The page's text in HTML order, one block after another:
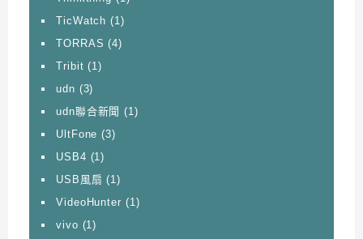
TicWatch (1)
TORRAS (4)
Tribit (1)
udn (3)
udn聯合新聞 (1)
UltFone (3)
USB4 (1)
USB風扇 (1)
VideoHunter (1)
vivo (1)